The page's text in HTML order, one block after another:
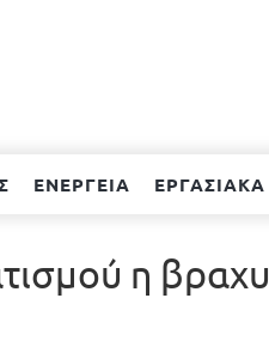
ΕΝΕΡΓΕΙΑ ΕΡΓΑΣΙΑΚΑ
η